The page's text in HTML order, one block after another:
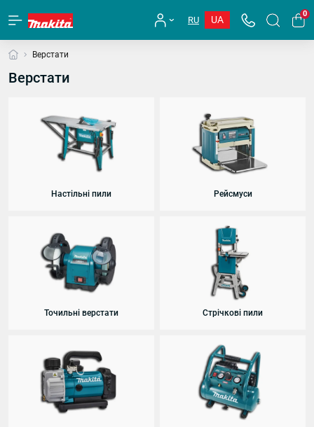
RU UA
0
Верстати
Верстати
Настільні пили Рейсмуси
Точильні верстати Стрічкові пили